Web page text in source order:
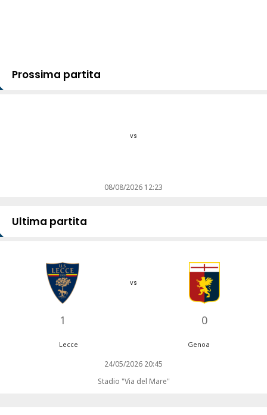
Prossima partita
vs
08/08/2026 12:23
Ultima partita
1
vs
0
Lecce Genoa
24/05/2026 20:45
Stadio "Via del Mare"